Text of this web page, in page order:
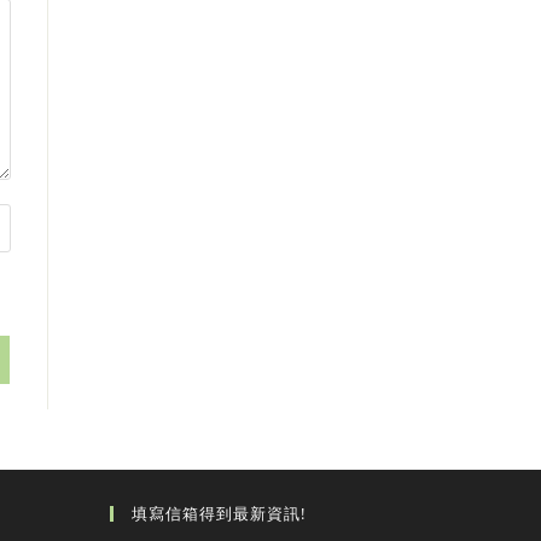
填寫信箱得到最新資訊!